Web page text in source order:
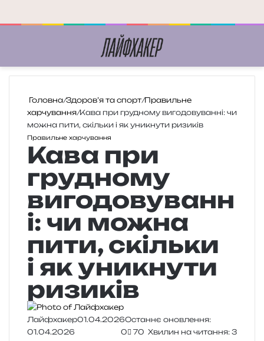
Головна/Здоров’я та спорт/Правильне
харчування/Кава при грудному вигодовуванні: чи
можна пити, скільки і як уникнути ризиків
Правильне харчування
Кава при
грудному
вигодовуванн
і: чи можна
пити, скільки
і як уникнути
ризиків
Лайфхакер01.04.2026Останнє оновлення:
01.04.2026
0 70 Хвилин на читання: 3